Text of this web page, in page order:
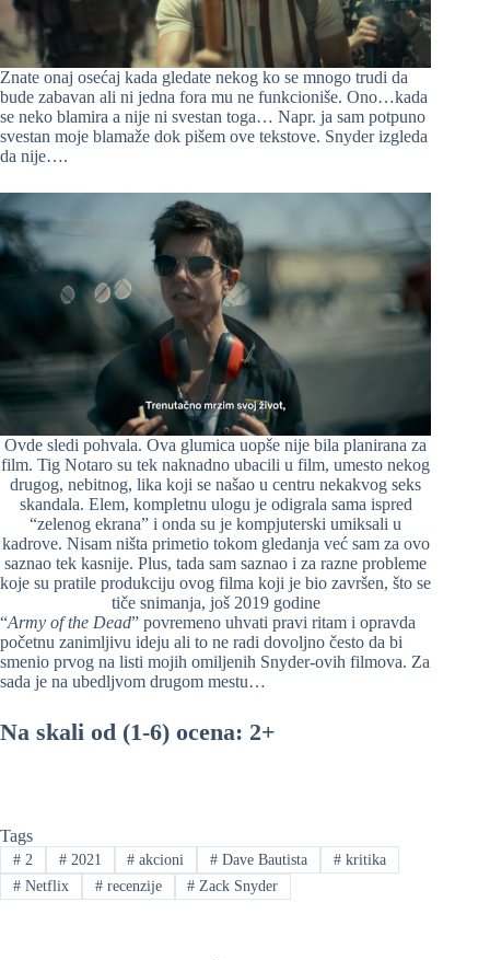
Znate onaj osećaj kada gledate nekog ko se mnogo trudi da
bude zabavan ali ni jedna fora mu ne funkcioniše. Ono…kada
se neko blamira a nije ni svestan toga… Napr. ja sam potpuno
svestan moje blamaže dok pišem ove tekstove. Snyder izgleda
da nije….
Ovde sledi pohvala. Ova glumica uopše nije bila planirana za
film. Tig Notaro su tek naknadno ubacili u film, umesto nekog
drugog, nebitnog, lika koji se našao u centru nekakvog seks
skandala. Elem, kompletnu ulogu je odigrala sama ispred
“zelenog ekrana” i onda su je kompjuterski umiksali u
kadrove. Nisam ništa primetio tokom gledanja već sam za ovo
saznao tek kasnije. Plus, tada sam saznao i za razne probleme
koje su pratile produkciju ovog filma koji je bio završen, što se
tiče snimanja, još 2019 godine
“Army of the Dead” povremeno uhvati pravi ritam i opravda
početnu zanimljivu ideju ali to ne radi dovoljno često da bi
smenio prvog na listi mojih omiljenih Snyder-ovih filmova. Za
sada je na ubedljvom drugom mestu…
Na skali od (1-6) ocena: 2+
Tags
#2 #2021 # akcioni # Dave Bautista # kritika
#Netflix #recenzije # Zack Snyder